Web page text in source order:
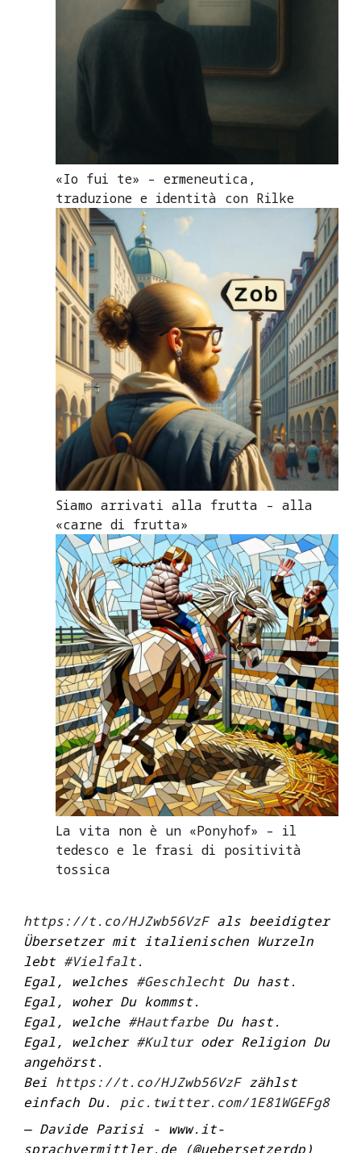
«Io fui te» – ermeneutica,
traduzione e identità con Rilke
Siamo arrivati alla frutta – alla
«carne di frutta»
La vita non è un «Ponyhof» – il
tedesco e le frasi di positività
tossica
https://t.co/HJZwb56VzFals beeidigter
Übersetzer mit italienischen Wurzeln
lebt #Vielfalt.
Egal, welches #Geschlecht Du hast.
Egal, woher Du kommst.
Egal, welche #Hautfarbe Du hast.
Egal, welcher #Kulturoder Religion Du
angehörst.
Bei https://t.co/HJZwb56VzFzählst
einfach Du. pic.twitter.com/1E81WGEFg8
— Davide Parisi - www.it-
sprachvermittler.de (@uebersetzerdp)